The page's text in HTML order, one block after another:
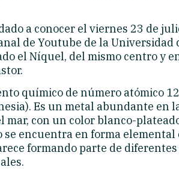
a conocer el viernes 23 de
de Youtube de la Universidad
el Níquel, del mismo centro y
químico de número atómico
Es un metal abundante en
mar, con un color blanco-
se encuentra en forma elemental
formando parte de diferentes